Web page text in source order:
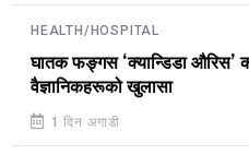
HEALTH/HOSPITAL
घातक फङ्गस ‘क्यान्डिडा औरिस’
वैज्ञानिकहरूको खुलासा
1 दिन अगाडी